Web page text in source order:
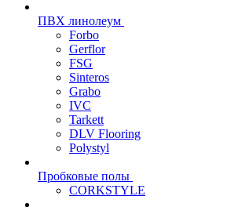
ПВХ линолеум
Forbo
Gerflor
FSG
Sinteros
Grabo
IVC
Tarkett
DLV Flooring
Polystyl
Пробковые полы
CORKSTYLE